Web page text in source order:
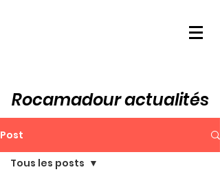
Rocamadour actualités
Post
Tous les posts